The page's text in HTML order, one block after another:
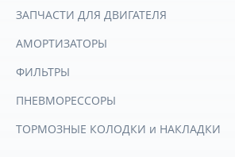
ЗАПЧАСТИ ДЛЯ ДВИГАТЕЛЯ
АМОРТИЗАТОРЫ
ФИЛЬТРЫ
ПНЕВМОРЕССОРЫ
ТОРМОЗНЫЕ КОЛОДКИ и НАКЛАДКИ